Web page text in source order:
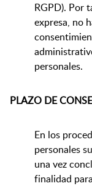
RGPD). Por
expresa, no
personales.
PLAZO DE
En los
personales
una vez
finalidad